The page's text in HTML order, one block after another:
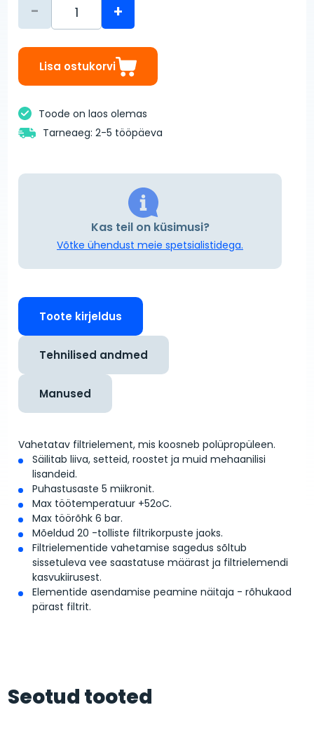
- +
Lisa ostukorvi
Toode on laos olemas
Tarneaeg: 2-5 tööpäeva
Kas teil on küsimusi?
Võtke ühendust meie spetsialistidega.
Toote kirjeldus
Tehnilised andmed
Manused
Vahetatav filtrielement, mis koosneb polüpropüleen.
Säilitab liiva, setteid, roostet ja muid mehaanilisi
lisandeid.
Puhastusaste 5 miikronit.
Max töötemperatuur +52oC.
Max töörõhk 6 bar.
Mõeldud 20 -tolliste filtrikorpuste jaoks.
Filtrielementide vahetamise sagedus sõltub
sissetuleva vee saastatuse määrast ja filtrielemendi
kasvukiirusest.
Elementide asendamise peamine näitaja - rõhukaod
pärast filtrit.
Seotud tooted